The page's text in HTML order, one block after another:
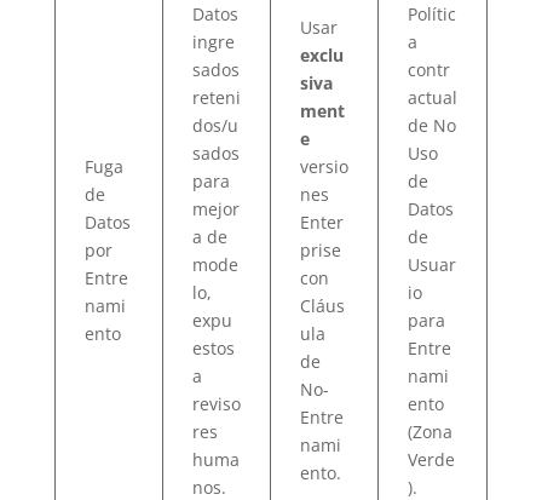
Fuga
de
Datos
por
Entre
nami
ento
Datos
ingre
sados
reteni
dos/u
sados
para
mejor
a de
mode
lo,
expu
estos
a
reviso
res
huma
nos.
Usar
exclu
siva
ment
e
versio
nes
Enter
prise
con
Cláus
ula
de
No-
Entre
nami
ento.
Polític
a
contr
actual
de No
Uso
de
Datos
de
Usuar
io
para
Entre
nami
ento
(Zona
Verde
).